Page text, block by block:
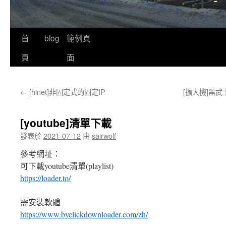
跳
至
容
首
頁
blog
範例頁
面
← [hinet]非固定式的固定IP [擴大機]黑武
[youtube]清單下載
發表於2021-07-12 由 sairwolf
參考網址：
可下載youtube清單(playlist)
https://loader.to/
需安裝軟體
https://www.byclickdownloader.com/zh/